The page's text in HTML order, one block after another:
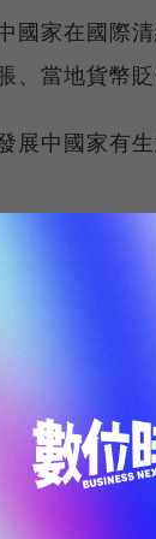
國家在國際
、當地貨幣
展中國家有
點有哪些？
過證券性質
相關監管，
行虛擬資產向
准開辦STO
型STO」，